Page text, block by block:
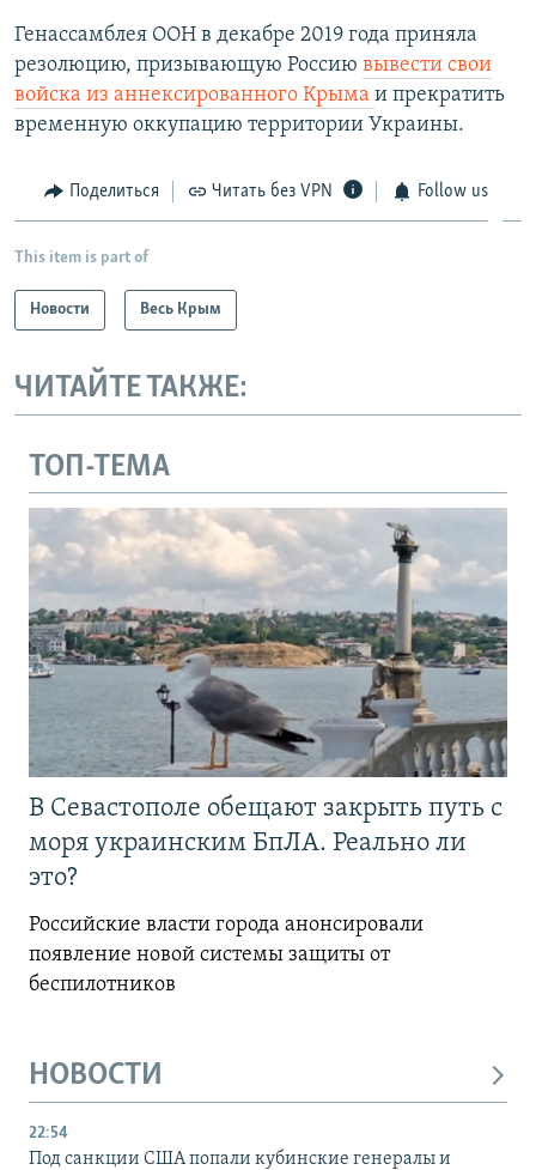
Генассамблея ООН в декабре 2019 года приняла
резолюцию, призывающую Россию вывести свои
войска из аннексированного Крыма и прекратить
временную оккупацию территории Украины.
Поделиться Читать без VPN Follow us
This item is part of
Новости Весь Крым
ЧИТАЙТЕ ТАКЖЕ:
ТОП-ТЕМА
В Севастополе обещают закрыть путь с
моря украинским БпЛА. Реально ли
это?
Российские власти города анонсировали
появление новой системы защиты от
беспилотников
НОВОСТИ
22:54
Под санкции США попали кубинские генералы и